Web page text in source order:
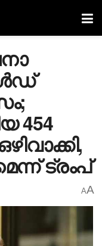
454
ട്രംപ്
AA